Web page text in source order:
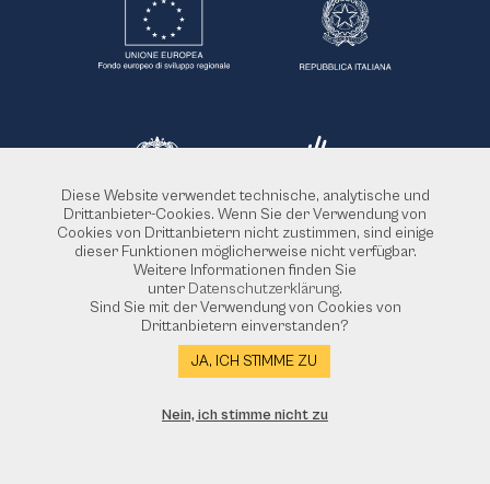
Von der Europäischen Union finanziertes Projekt POR FESR 2014-2020 - Aktion 6.8.3 Blatt 2.1.
Die Türen des Bezirks
Diese Website verwendet technische, analytische und
Drittanbieter-Cookies. Wenn Sie der Verwendung von
Cookies von Drittanbietern nicht zustimmen, sind einige
dieser Funktionen möglicherweise nicht verfügbar.
Weitere Informationen finden Sie
unter Datenschutzerklärung.
Sind Sie mit der Verwendung von Cookies von
Drittanbietern einverstanden?
JA, ICH STIMME ZU
Nein, ich stimme nicht zu